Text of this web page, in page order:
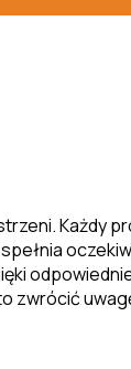
Każdy
zwrócić